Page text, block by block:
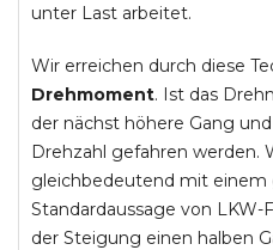
unter Last arbeitet.
Wir erreichen durch diese
Drehmoment. Ist das
der nächst höhere Gang
Drehzahl gefahren werden.
gleichbedeutend mit einem
Standardaussage von LKW-
der Steigung einen halben